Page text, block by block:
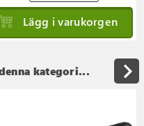
Lägg i varukorgen
kategori...